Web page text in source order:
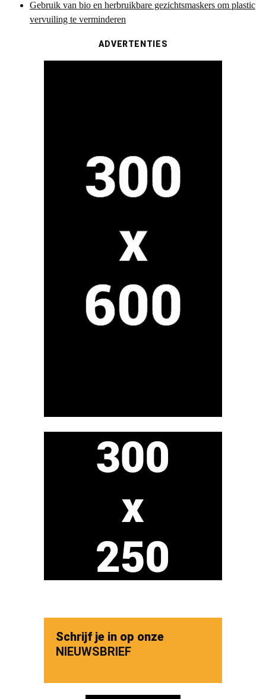
Gebruik van bio en herbruikbare gezichtsmaskers om plastic
vervuiling te verminderen
ADVERTENTIES
Schrijf je in op onze
NIEUWSBRIEF